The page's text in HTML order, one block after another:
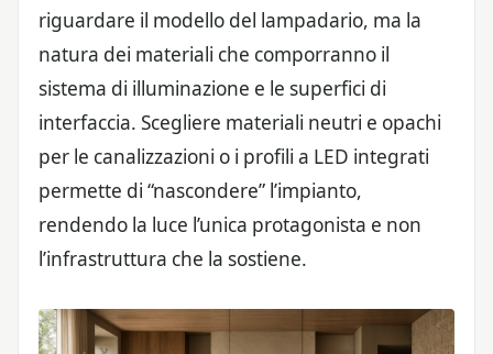
riguardare il modello del lampadario, ma la
natura dei materiali che comporranno il
sistema di illuminazione e le superfici di
interfaccia. Scegliere materiali neutri e opachi
per le canalizzazioni o i profili a LED integrati
permette di “nascondere” l’impianto,
rendendo la luce l’unica protagonista e non
l’infrastruttura che la sostiene.